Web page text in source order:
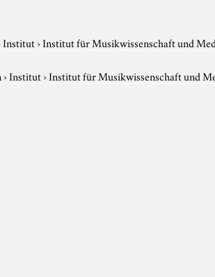
Institut›Institut für Musikwissenschaft und
›Institut›Institut für Musikwissenschaft und